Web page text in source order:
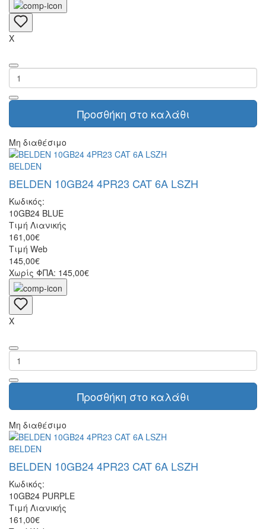
X
Προσθήκη στο καλάθι
Μη διαθέσιμο
BELDEN
BELDEN 10GB24 4PR23 CAT 6A LSZH
Κωδικός:
10GB24 BLUE
Τιμή Λιανικής
161,00€
Τιμή Web
145,00€
Χωρίς ΦΠΑ: 145,00€
X
Προσθήκη στο καλάθι
Μη διαθέσιμο
BELDEN
BELDEN 10GB24 4PR23 CAT 6A LSZH
Κωδικός:
10GB24 PURPLE
Τιμή Λιανικής
161,00€